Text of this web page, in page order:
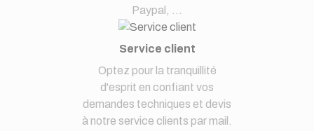
Paypal, ...
Service client
Optez pour la tranquillité
d'esprit en confiant vos
demandes techniques et devis
à notre service clients par mail.